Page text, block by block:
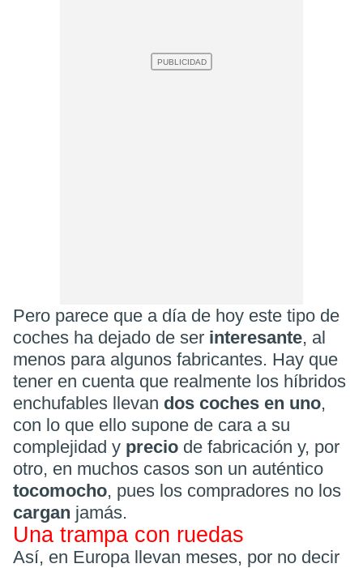
Pero parece que a día de hoy este tipo de
coches ha dejado de ser interesante, al
menos para algunos fabricantes. Hay que
tener en cuenta que realmente los híbridos
enchufables llevan dos coches en uno,
con lo que ello supone de cara a su
complejidad y precio de fabricación y, por
otro, en muchos casos son un auténtico
tocomocho, pues los compradores no los
cargan jamás.
Una trampa con ruedas
Así, en Europa llevan meses, por no decir